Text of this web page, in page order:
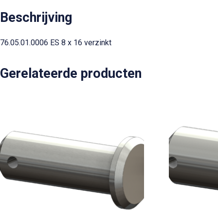
Beschrijving
76.05.01.0006 ES 8 x 16 verzinkt
Gerelateerde producten